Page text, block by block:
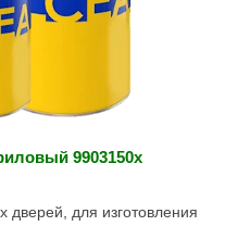
9903150x
дверей, для изготовления